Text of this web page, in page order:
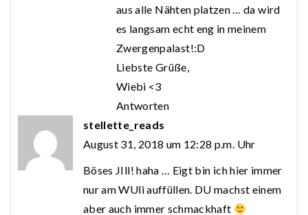
aus alle Nähten platzen … da wird
es langsam echt eng in meinem
Zwergenpalast!:D
Liebste Grüße,
Wiebi <3
Antworten
stellette_reads
August 31, 2018 um 12:28 p.m. Uhr
Böses JIll! haha … Eigt bin ich hier immer
nur am WUli auffüllen. DU machst einem
aber auch immer schmackhaft